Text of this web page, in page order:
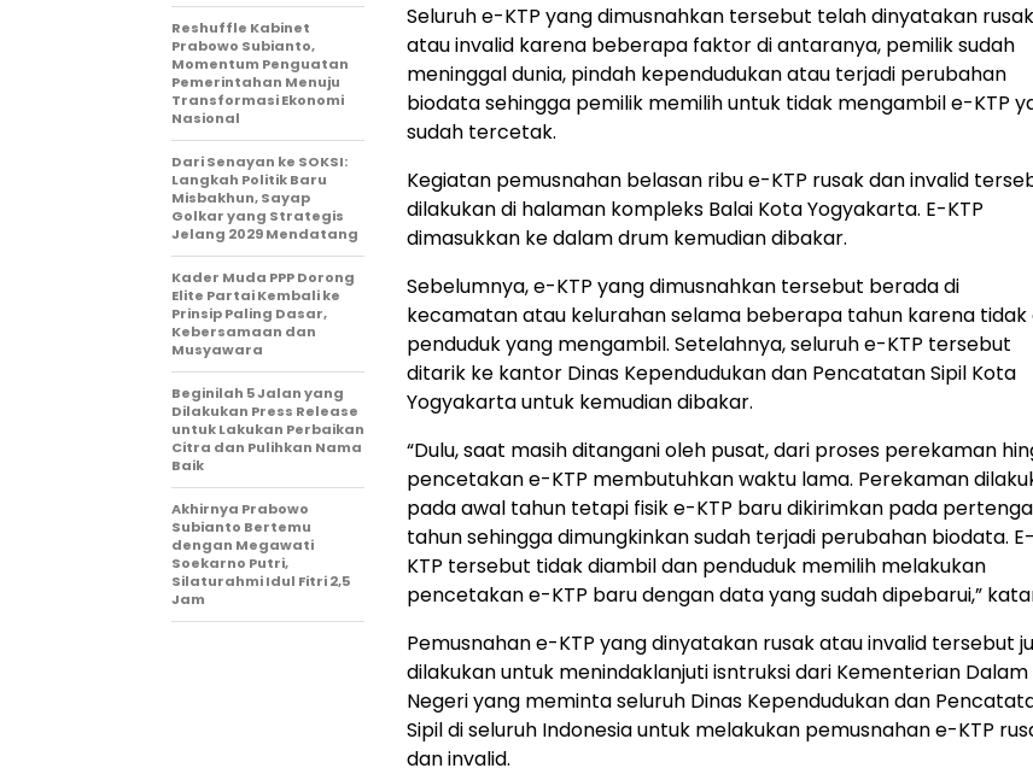
Seluruh e-KTP yang dimusnahkan tersebut telah dinyatakan rusak
atau invalid karena beberapa faktor di antaranya, pemilik sudah
meninggal dunia, pindah kependudukan atau terjadi perubahan
biodata sehingga pemilik memilih untuk tidak mengambil e-KTP
sudah tercetak.
Kegiatan pemusnahan belasan ribu e-KTP rusak dan invalid
dilakukan di halaman kompleks Balai Kota Yogyakarta. E-KTP
dimasukkan ke dalam drum kemudian dibakar.
Sebelumnya, e-KTP yang dimusnahkan tersebut berada di
kecamatan atau kelurahan selama beberapa tahun karena tidak
penduduk yang mengambil. Setelahnya, seluruh e-KTP tersebut
ditarik ke kantor Dinas Kependudukan dan Pencatatan Sipil Kota
Yogyakarta untuk kemudian dibakar.
“Dulu, saat masih ditangani oleh pusat, dari proses perekaman
pencetakan e-KTP membutuhkan waktu lama. Perekaman
pada awal tahun tetapi fisik e-KTP baru dikirimkan pada
tahun sehingga dimungkinkan sudah terjadi perubahan biodata. E-
KTP tersebut tidak diambil dan penduduk memilih melakukan
pencetakan e-KTP baru dengan data yang sudah dipebarui,”
Pemusnahan e-KTP yang dinyatakan rusak atau invalid tersebut
dilakukan untuk menindaklanjuti isntruksi dari Kementerian Dalam
Negeri yang meminta seluruh Dinas Kependudukan dan
Sipil di seluruh Indonesia untuk melakukan pemusnahan e-KTP
dan invalid.
Reshuffle Kabinet
Prabowo Subianto,
Momentum Penguatan
Pemerintahan Menuju
Transformasi Ekonomi
Nasional
Dari Senayan ke SOKSI:
Langkah Politik Baru
Misbakhun, Sayap
Golkar yang Strategis
Jelang 2029 Mendatang
Kader Muda PPP Dorong
Elite Partai Kembali ke
Prinsip Paling Dasar,
Kebersamaan dan
Musyawara
Beginilah 5 Jalan yang
Dilakukan Press Release
untuk Lakukan Perbaikan
Citra dan Pulihkan Nama
Baik
Akhirnya Prabowo
Subianto Bertemu
dengan Megawati
Soekarno Putri,
Silaturahmi Idul Fitri 2,5
Jam